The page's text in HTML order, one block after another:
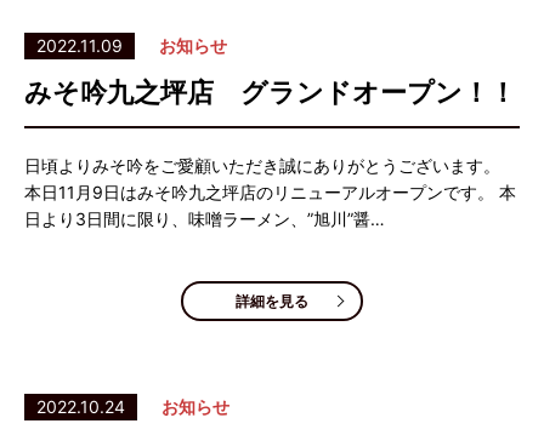
2022.11.09 お知らせ
みそ吟九之坪店 グランドオープン！！
日頃よりみそ吟をご愛顧いただき誠にありがとうございます。
本日11月9日はみそ吟九之坪店のリニューアルオープンです。 本
日より3日間に限り、味噌ラーメン、”旭川”醤…
詳細を見る
2022.10.24 お知らせ